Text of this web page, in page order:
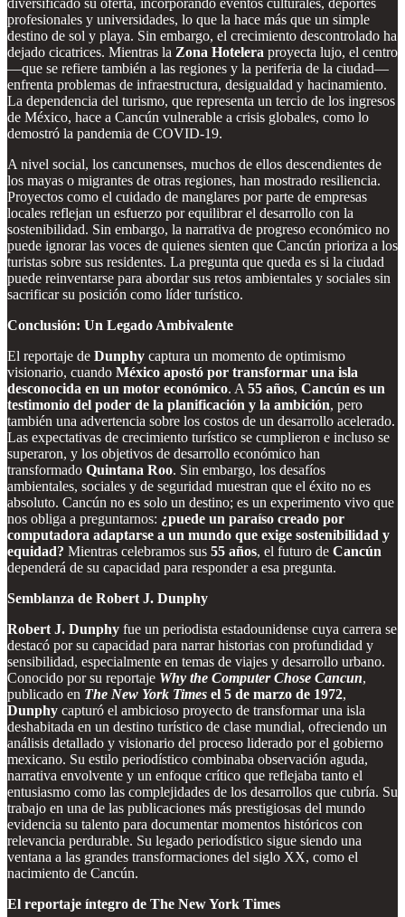
diversificado su oferta, incorporando eventos culturales, deportes
profesionales y universidades, lo que la hace más que un simple
destino de sol y playa. Sin embargo, el crecimiento descontrolado ha
dejado cicatrices. Mientras la Zona Hotelera proyecta lujo, el centro
—que se refiere también a las regiones y la periferia de la ciudad—
enfrenta problemas de infraestructura, desigualdad y hacinamiento.
La dependencia del turismo, que representa un tercio de los ingresos
de México, hace a Cancún vulnerable a crisis globales, como lo
demostró la pandemia de COVID-19.
A nivel social, los cancunenses, muchos de ellos descendientes de
los mayas o migrantes de otras regiones, han mostrado resiliencia.
Proyectos como el cuidado de manglares por parte de empresas
locales reflejan un esfuerzo por equilibrar el desarrollo con la
sostenibilidad. Sin embargo, la narrativa de progreso económico no
puede ignorar las voces de quienes sienten que Cancún prioriza a los
turistas sobre sus residentes. La pregunta que queda es si la ciudad
puede reinventarse para abordar sus retos ambientales y sociales sin
sacrificar su posición como líder turístico.
Conclusión: Un Legado Ambivalente
El reportaje de Dunphy captura un momento de optimismo
visionario, cuando México apostó por transformar una isla
desconocida en un motor económico. A 55 años, Cancún es un
testimonio del poder de la planificación y la ambición, pero
también una advertencia sobre los costos de un desarrollo acelerado.
Las expectativas de crecimiento turístico se cumplieron e incluso se
superaron, y los objetivos de desarrollo económico han
transformado Quintana Roo. Sin embargo, los desafíos
ambientales, sociales y de seguridad muestran que el éxito no es
absoluto. Cancún no es solo un destino; es un experimento vivo que
nos obliga a preguntarnos: ¿puede un paraíso creado por
computadora adaptarse a un mundo que exige sostenibilidad y
equidad? Mientras celebramos sus 55 años, el futuro de Cancún
dependerá de su capacidad para responder a esa pregunta.
Semblanza de Robert J. Dunphy
Robert J. Dunphy fue un periodista estadounidense cuya carrera se
destacó por su capacidad para narrar historias con profundidad y
sensibilidad, especialmente en temas de viajes y desarrollo urbano.
Conocido por su reportaje Why the Computer Chose Cancun,
publicado en The New York Times el 5 de marzo de 1972,
Dunphy capturó el ambicioso proyecto de transformar una isla
deshabitada en un destino turístico de clase mundial, ofreciendo un
análisis detallado y visionario del proceso liderado por el gobierno
mexicano. Su estilo periodístico combinaba observación aguda,
narrativa envolvente y un enfoque crítico que reflejaba tanto el
entusiasmo como las complejidades de los desarrollos que cubría. Su
trabajo en una de las publicaciones más prestigiosas del mundo
evidencia su talento para documentar momentos históricos con
relevancia perdurable. Su legado periodístico sigue siendo una
ventana a las grandes transformaciones del siglo XX, como el
nacimiento de Cancún.
El reportaje íntegro de The New York Times